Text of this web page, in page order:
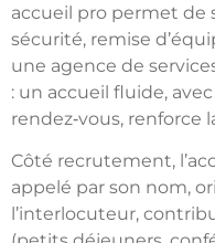
accueil pro permet de
sécurité, remise
une agence de
: un accueil fluide,
rendez‑vous, renforce
Côté recrutement,
appelé par son nom,
l’interlocuteur,